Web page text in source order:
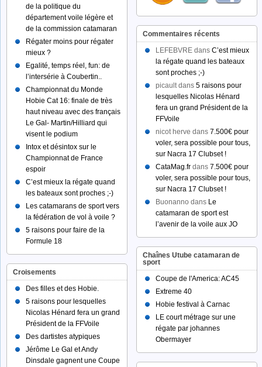
de la politique du
département voile légère et
de la commission catamaran
Régater moins pour régater
mieux ?
Egalité, temps réel, fun: de
l’intersérie à Coubertin..
Championnat du Monde
Hobie Cat 16: finale de très
haut niveau avec des français
Le Gal- Martin/Hilliard qui
visent le podium
Intox et désintox sur le
Championnat de France
espoir
C’est mieux la régate quand
les bateaux sont proches ;-)
Les catamarans de sport vers
la fédération de vol à voile ?
5 raisons pour faire de la
Formule 18
Croisements
Des filles et des Hobie.
5 raisons pour lesquelles
Nicolas Hénard fera un grand
Président de la FFVoile
Des dartistes atypiques
Jérôme Le Gal et Andy
Dinsdale gagnent une Coupe
Commentaires récents
LEFEBVRE dans C’est mieux
la régate quand les bateaux
sont proches ;-)
picault dans 5 raisons pour
lesquelles Nicolas Hénard
fera un grand Président de la
FFVoile
nicot herve dans 7.500€ pour
voler, sera possible pour tous,
sur Nacra 17 Clubset !
CataMag.fr dans 7.500€ pour
voler, sera possible pour tous,
sur Nacra 17 Clubset !
Buonanno dans Le
catamaran de sport est
l’avenir de la voile aux JO
Chaînes Utube catamaran de
sport
Coupe de l'America: AC45
Extreme 40
Hobie festival à Carnac
LE court métrage sur une
régate par johannes
Obermayer